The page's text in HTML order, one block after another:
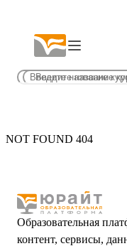
NOT FOUND 404
Образовательная
контент, сервисы,